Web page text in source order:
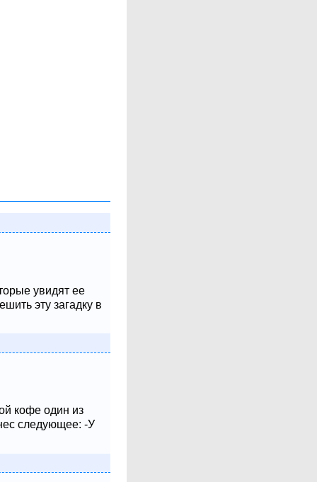
увидят ее
эту загадку в
кофе один из
следующее: -У